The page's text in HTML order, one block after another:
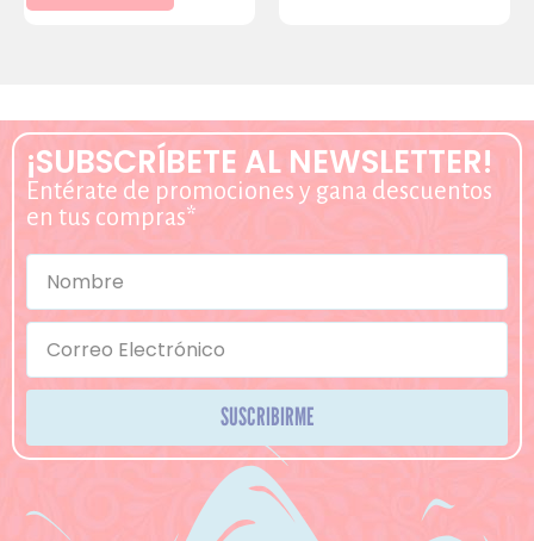
¡SUBSCRÍBETE AL NEWSLETTER!
Entérate de promociones y gana descuentos
en tus compras*
SUSCRIBIRME